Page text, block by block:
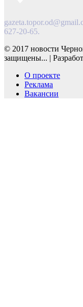
627-20-65.
© 2017 новости
защищены... |
О проекте
Реклама
Вакансии